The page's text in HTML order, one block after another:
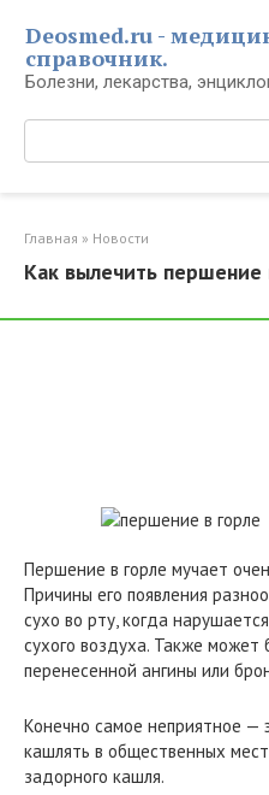
контенту
Deosmed.ru -
справочник.
Болезни, лекарства,
Главная » Новости
Как вылечить першение
Першение в горле мучает
Причины его появления
сухо во рту, когда
сухого воздуха. Также может
перенесенной ангины или
Конечно самое неприятное —
кашлять в общественных
задорного кашля.